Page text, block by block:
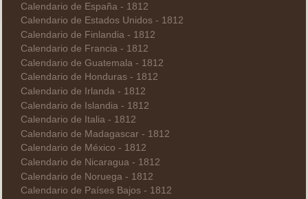
Calendario de España - 1812
Calendario de Estados Unidos - 1812
Calendario de Finlandia - 1812
Calendario de Francia - 1812
Calendario de Guatemala - 1812
Calendario de Honduras - 1812
Calendario de Irlanda - 1812
Calendario de Islandia - 1812
Calendario de Italia - 1812
Calendario de Madagascar - 1812
Calendario de México - 1812
Calendario de Nicaragua - 1812
Calendario de Noruega - 1812
Calendario de Países Bajos - 1812